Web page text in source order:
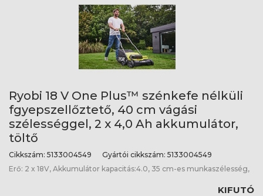
Ryobi 18 V One Plus™ szénkefe nélküli
fgyepszellőztető, 40 cm vágási
szélességgel, 2 x 4,0 Ah akkumulátor,
töltő
Cikkszám: 5133004549 Gyártói cikkszám: 5133004549
Erő: 2 x 18V, Akkumulátor kapacitás:4.0, 35 cm-es munkaszélesség,
KIFUTÓ